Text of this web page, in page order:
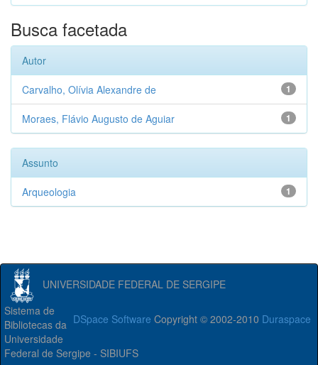
Busca facetada
Autor
1
Carvalho, Olívia Alexandre de
1
Moraes, Flávio Augusto de Aguiar
Assunto
1
Arqueologia
UNIVERSIDADE FEDERAL DE SERGIPE
DSpace Software Copyright © 2002-2010 Duraspace
Sistema de
Bibliotecas da
Universidade
Federal de Sergipe - SIBIUFS